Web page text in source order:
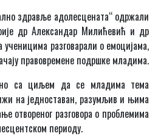
здравље адолесцената“ одржали
др Александар Милићевић и др
ученицима разговарали о емоцијама,
правовремене подршке младима.
са циљем да се младима тема
на једноставан, разумљив и њима
отвореног разговора о проблемима
периоду.